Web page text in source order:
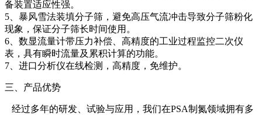
备装置适应性强。
5、暴风雪法装填分子筛，避免高压气流冲击导致分子筛粉化
现象，保证分子筛长时间使用。
6、数显流量计带压力补偿、高精度的工业过程监控二次仪
表，具有瞬时流量及累积计算的功能。
7、进口分析仪在线检测，高精度，免维护。
三、产品优势
经过多年的研发、试验与应用，我们在PSA制氮领域拥有多